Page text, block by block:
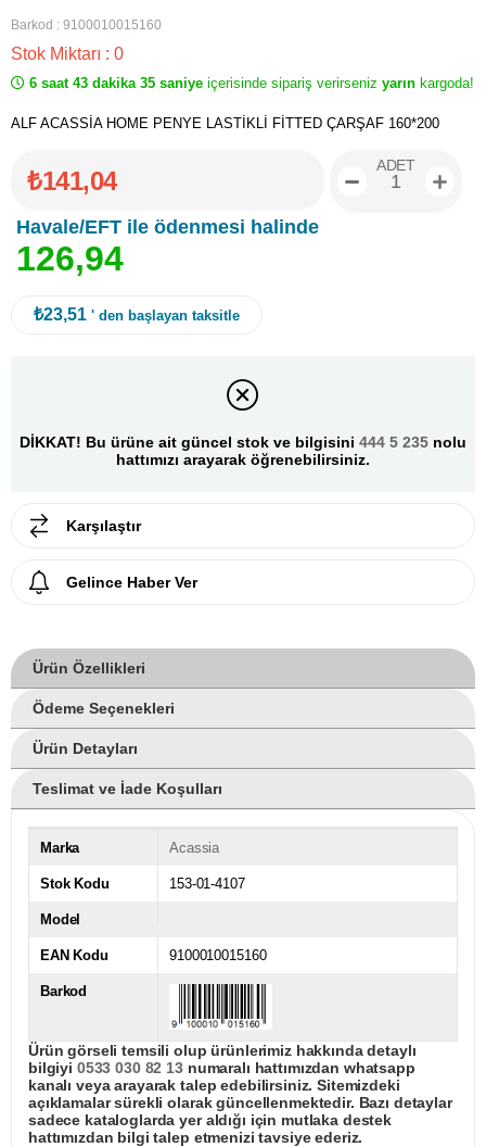
Barkod : 9100010015160
Stok Miktarı : 0
6 saat 43 dakika 35 saniye içerisinde sipariş verirseniz yarın kargoda!
ALF ACASSİA HOME PENYE LASTİKLİ FİTTED ÇARŞAF 160*200
₺141,04
Havale/EFT ile ödenmesi halinde
126,94
ADET
₺23,51 ' den başlayan taksitle
DİKKAT! Bu ürüne ait güncel stok ve bilgisini 444 5 235 nolu
hattımızı arayarak öğrenebilirsiniz.
Karşılaştır
Gelince Haber Ver
Ürün Özellikleri
Ödeme Seçenekleri
Ürün Detayları
Teslimat ve İade Koşulları
Marka Acassia
Stok Kodu 153-01-4107
Model
EAN Kodu 9100010015160
Barkod
Ürün görseli temsili olup ürünlerimiz hakkında detaylı
bilgiyi 0533 030 82 13numaralı hattımızdan whatsapp
kanalı veya arayarak talep edebilirsiniz. Sitemizdeki
açıklamalar sürekli olarak güncellenmektedir. Bazı detaylar
sadece kataloglarda yer aldığı için mutlaka destek
hattımızdan bilgi talep etmenizi tavsiye ederiz.